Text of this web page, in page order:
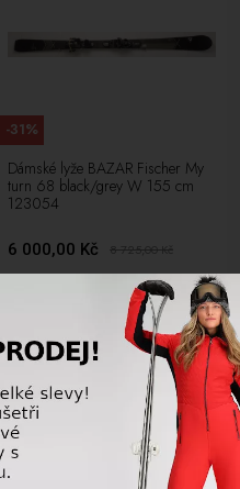
Dámské lyže BAZAR Fischer My
turn 68 black/grey W 155 cm
123054
6 000,00 Kč 8 725,00Kč
-31%
LETNÍ VÝPRODEJ